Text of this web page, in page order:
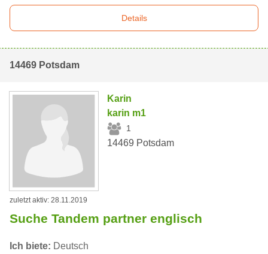
Details
14469 Potsdam
Karin
karin m1
1
14469 Potsdam
zuletzt aktiv: 28.11.2019
Suche Tandem partner englisch
Ich biete: Deutsch